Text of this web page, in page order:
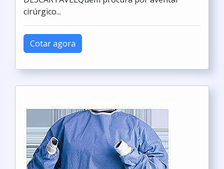
cirúrgico...
Cotar agora